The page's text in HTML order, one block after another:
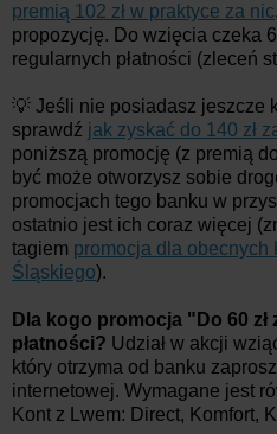
premią 102 zł w praktyce za nic
propozycję. Do wzięcia czeka
regularnych płatności (zleceń
💡 Jeśli nie posiadasz jeszcze
sprawdź jak zyskać do 140 zł
poniższą promocję (z premią
być może otworzysz sobie
promocjach tego banku w
ostatnio jest ich coraz więcej
tagiem promocja dla obecnych
Śląskiego).
Dla kogo promocja "Do 60 zł
płatności? Udział w akcji
który otrzyma od banku
internetowej. Wymagane jest
Kont z Lwem: Direct, Komfort,